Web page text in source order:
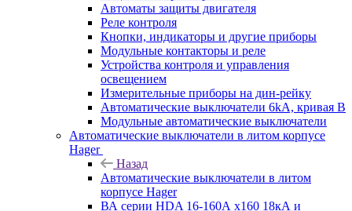
Автоматы защиты двигателя
Реле контроля
Кнопки, индикаторы и другие приборы
Модульные контакторы и реле
Устройства контроля и управления
освещением
Измерительные приборы на дин-рейку
Автоматические выключатели 6kA, кривая В
Модульные автоматические выключатели
Автоматические выключатели в литом корпусе
Hager
Назад
Автоматические выключатели в литом
корпусе Hager
ВА серии HDA 16-160А x160 18кА и